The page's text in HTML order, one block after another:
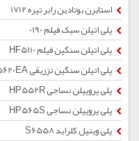
استایرن بوتادین رابر تیره 1712
پلی اتیلن سبک فیلم 0190
پلی اتیلن سنگین فیلم HF5110
پلی اتیلن سنگین تزریقی 5620EA
پلی پروپیلن نساجی HP552R
پلی پروپیلن نساجی HP565S
پلی وینیل کلراید S6558